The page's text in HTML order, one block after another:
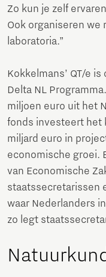
Zo kun je zelf
Ook organiseren we
laboratoria.”
Kokkelmans’ QT/e
Delta NL
miljoen euro uit het
fonds investeert het
miljard euro in
economische groei.
van Economische
staatssecretarissen
waar Nederlanders
zo legt